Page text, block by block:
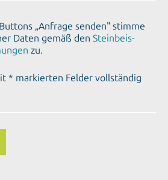
„Anfrage senden" stimme
Daten gemäß den Steinbeis-
zu.
* markierten Felder vollständig